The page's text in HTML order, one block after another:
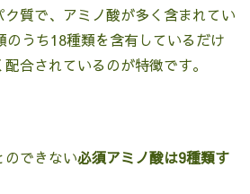
質で、アミノ酸が多く含まれてい
のうち18種類を含有しているだけ
合されているのが特徴です。
できない必須アミノ酸は9種類す